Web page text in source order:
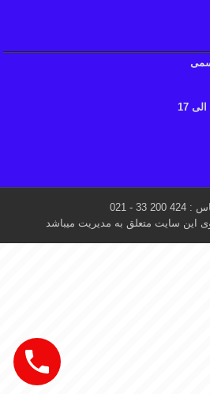
33 - 021
این سایت متعلق به مدیریت میباشد